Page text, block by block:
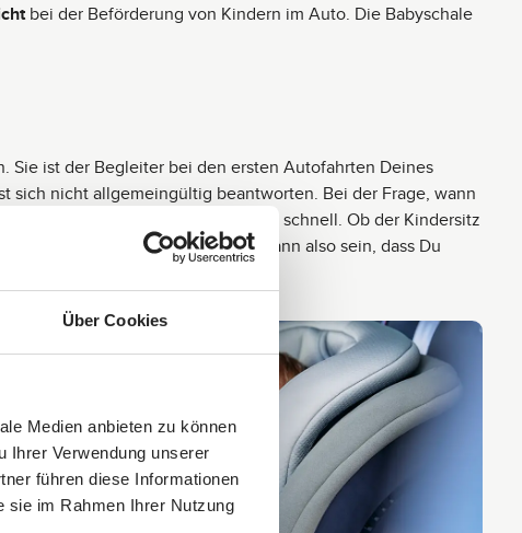
Über Cookies
Medien anbieten zu können
Ihrer Verwendung unserer
führen diese Informationen
sie im Rahmen Ihrer Nutzung
bei der Beförderung von Kindern im Auto. Die Babyschale
Sie ist der Begleiter bei den ersten Autofahrten Deines
sich nicht allgemeingültig beantworten. Bei der Frage, wann
bekanntlich unterschiedlich schnell. Ob der Kindersitz
Deines Kindes ab. Es kann also sein, dass Du